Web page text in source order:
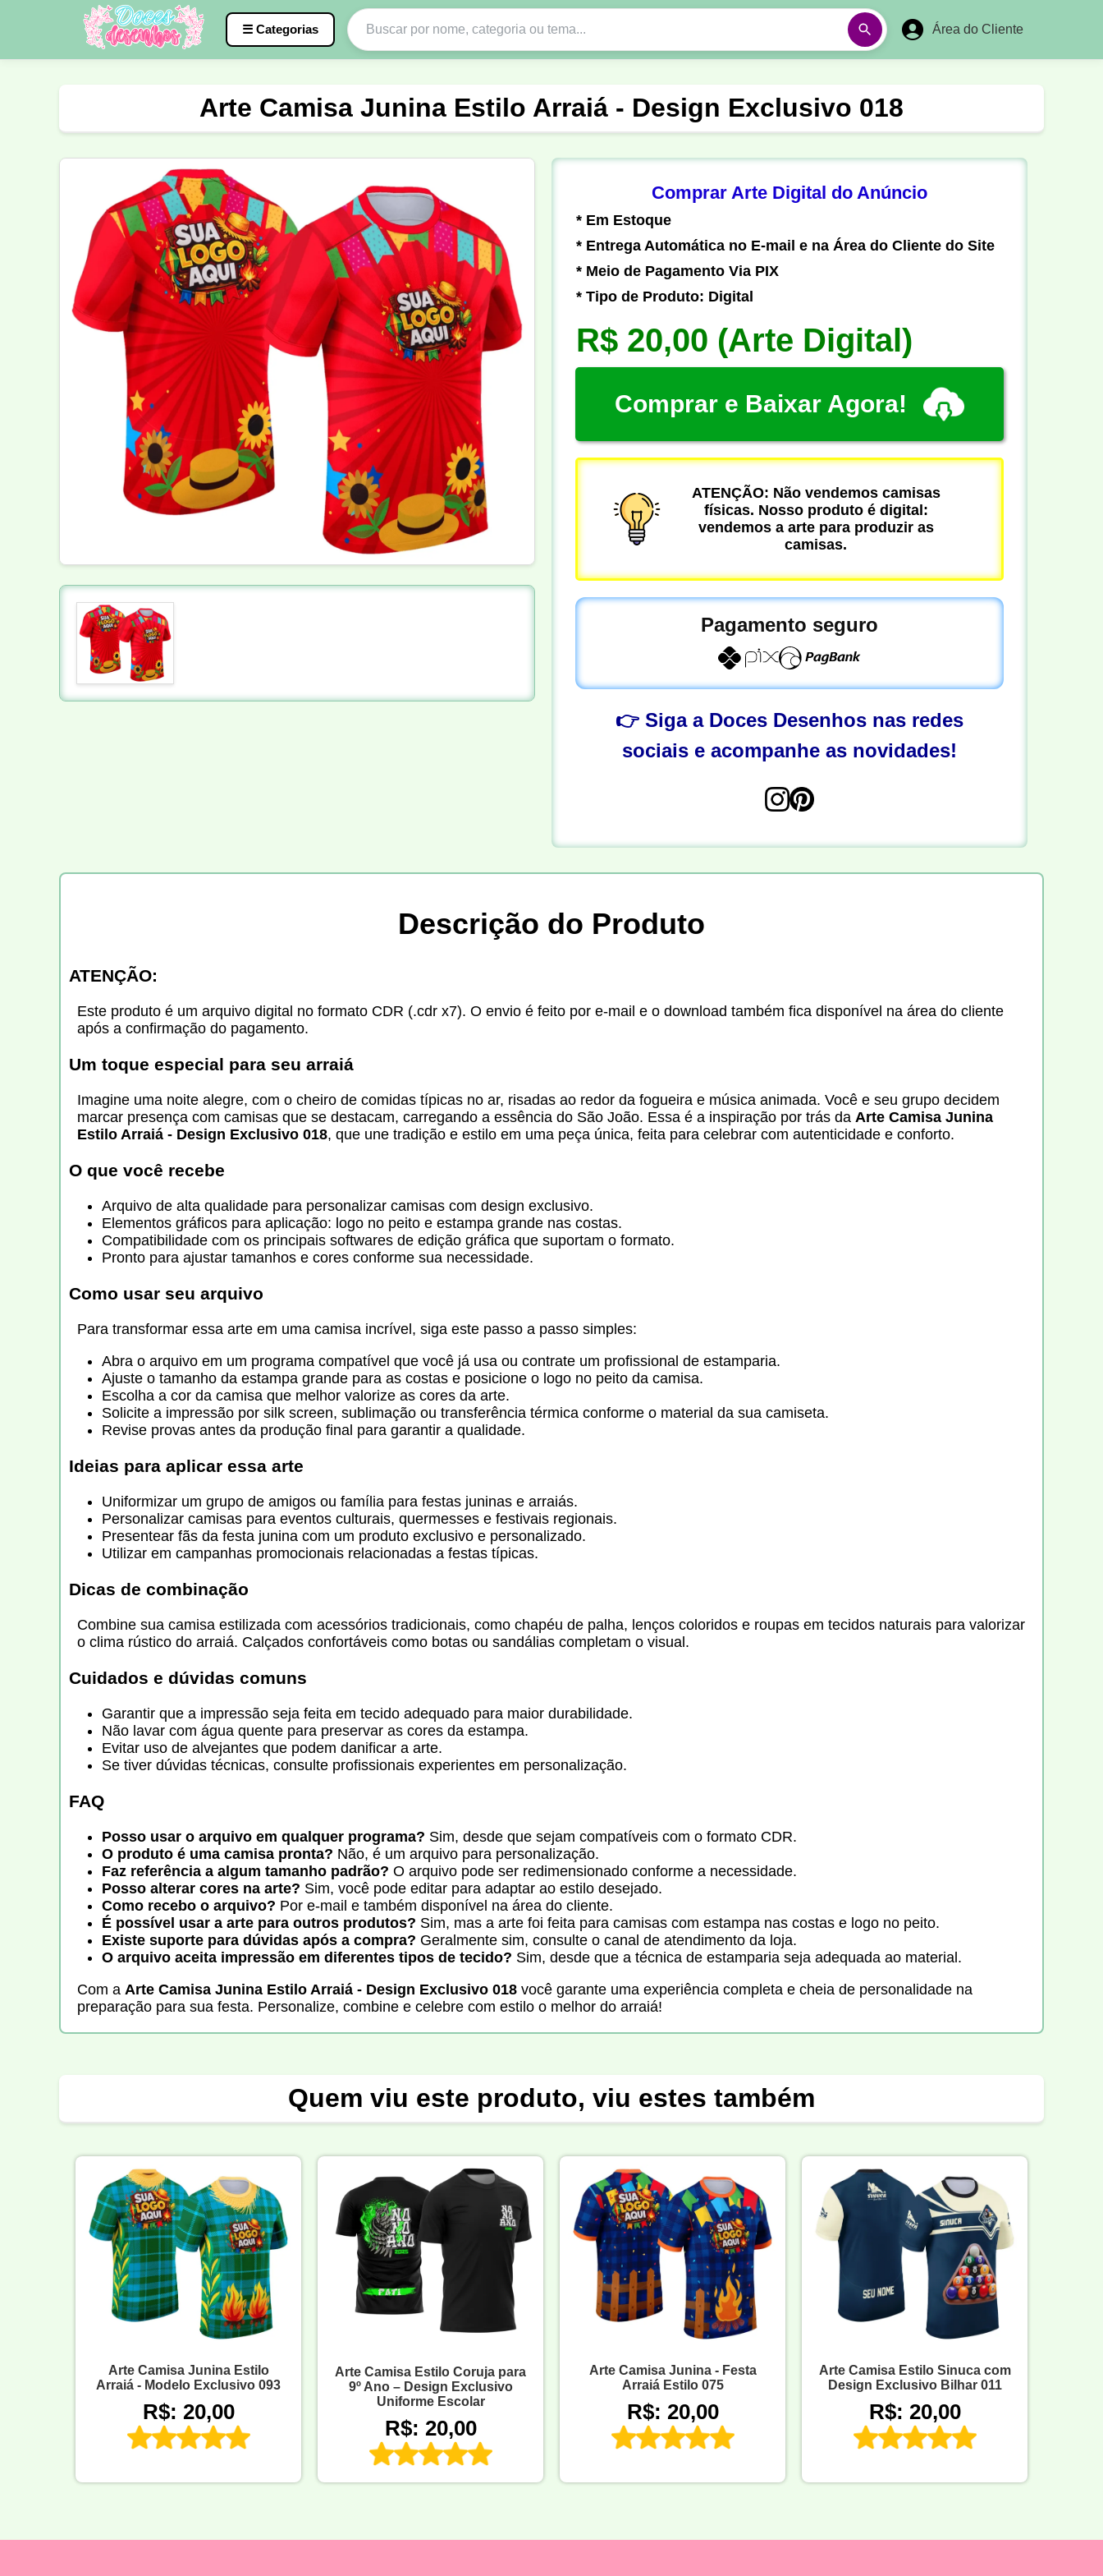
☰ Categorias Área do Cliente
Carnaval Natal Natalina Agro Católica Vôlei Futebol Amador Pesca
Motocross Ciclismo Nail Designer Pedagogia Biologia Geografia História Matemática
Língua Portuguesa
Arte Camisa Junina Estilo Arraiá - Design Exclusivo 018
Comprar Arte Digital do Anúncio
* Em Estoque
* Entrega Automática no E-mail e na Área do Cliente do Site
* Meio de Pagamento Via PIX
* Tipo de Produto: Digital
R$ 20,00 (Arte Digital)
Comprar e Baixar Agora!
ATENÇÃO: Não vendemos camisas
físicas. Nosso produto é digital:
vendemos a arte para produzir as
camisas.
Pagamento seguro
👉 Siga a Doces Desenhos nas redes
sociais e acompanhe as novidades!
Descrição do Produto
ATENÇÃO:
Este produto é um arquivo digital no formato CDR (.cdr x7). O envio é feito por e-mail e o download também fica disponível na área do cliente
após a confirmação do pagamento.
Um toque especial para seu arraiá
Imagine uma noite alegre, com o cheiro de comidas típicas no ar, risadas ao redor da fogueira e música animada. Você e seu grupo decidem
marcar presença com camisas que se destacam, carregando a essência do São João. Essa é a inspiração por trás da Arte Camisa Junina
Estilo Arraiá - Design Exclusivo 018, que une tradição e estilo em uma peça única, feita para celebrar com autenticidade e conforto.
O que você recebe
Arquivo de alta qualidade para personalizar camisas com design exclusivo.
Elementos gráficos para aplicação: logo no peito e estampa grande nas costas.
Compatibilidade com os principais softwares de edição gráfica que suportam o formato.
Pronto para ajustar tamanhos e cores conforme sua necessidade.
Como usar seu arquivo
Para transformar essa arte em uma camisa incrível, siga este passo a passo simples:
Abra o arquivo em um programa compatível que você já usa ou contrate um profissional de estamparia.
Ajuste o tamanho da estampa grande para as costas e posicione o logo no peito da camisa.
Escolha a cor da camisa que melhor valorize as cores da arte.
Solicite a impressão por silk screen, sublimação ou transferência térmica conforme o material da sua camiseta.
Revise provas antes da produção final para garantir a qualidade.
Ideias para aplicar essa arte
Uniformizar um grupo de amigos ou família para festas juninas e arraiás.
Personalizar camisas para eventos culturais, quermesses e festivais regionais.
Presentear fãs da festa junina com um produto exclusivo e personalizado.
Utilizar em campanhas promocionais relacionadas a festas típicas.
Dicas de combinação
Combine sua camisa estilizada com acessórios tradicionais, como chapéu de palha, lenços coloridos e roupas em tecidos naturais para valorizar
o clima rústico do arraiá. Calçados confortáveis como botas ou sandálias completam o visual.
Cuidados e dúvidas comuns
Garantir que a impressão seja feita em tecido adequado para maior durabilidade.
Não lavar com água quente para preservar as cores da estampa.
Evitar uso de alvejantes que podem danificar a arte.
Se tiver dúvidas técnicas, consulte profissionais experientes em personalização.
FAQ
Posso usar o arquivo em qualquer programa? Sim, desde que sejam compatíveis com o formato CDR.
O produto é uma camisa pronta? Não, é um arquivo para personalização.
Faz referência a algum tamanho padrão? O arquivo pode ser redimensionado conforme a necessidade.
Posso alterar cores na arte? Sim, você pode editar para adaptar ao estilo desejado.
Como recebo o arquivo? Por e-mail e também disponível na área do cliente.
É possível usar a arte para outros produtos? Sim, mas a arte foi feita para camisas com estampa nas costas e logo no peito.
Existe suporte para dúvidas após a compra? Geralmente sim, consulte o canal de atendimento da loja.
O arquivo aceita impressão em diferentes tipos de tecido? Sim, desde que a técnica de estamparia seja adequada ao material.
Com a Arte Camisa Junina Estilo Arraiá - Design Exclusivo 018 você garante uma experiência completa e cheia de personalidade na
preparação para sua festa. Personalize, combine e celebre com estilo o melhor do arraiá!
Quem viu este produto, viu estes também
Arte Camisa Junina Estilo
Arraiá - Modelo Exclusivo 093
R$: 20,00
Arte Camisa Estilo Coruja para
9º Ano – Design Exclusivo
Uniforme Escolar
R$: 20,00
Arte Camisa Junina - Festa
Arraiá Estilo 075
R$: 20,00
Arte Camisa Estilo Sinuca com
Design Exclusivo Bilhar 011
R$: 20,00